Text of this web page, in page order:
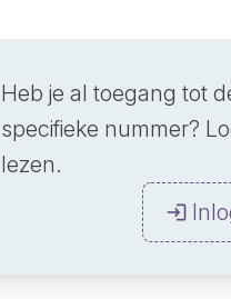
Heb je al toegang tot
specifieke nummer?
lezen.